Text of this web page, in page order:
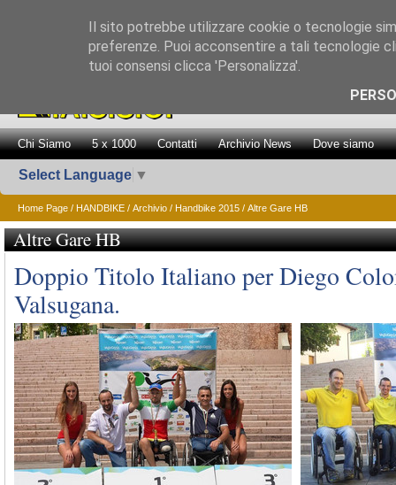
Promozione
Chi Siamo 5 x 1000 Contatti Archivio News Dove siamo
Select Language ▼
Home Page / HANDBIKE / Archivio / Handbike 2015 / Altre Gare HB
Altre Gare HB
Doppio Titolo Italiano per Diego
Valsugana.
Il sito potrebbe utilizzare cookie o tecnologie
preferenze. Puoi acconsentire a tali tecnologie
tuoi consensi clicca 'Personalizza'.